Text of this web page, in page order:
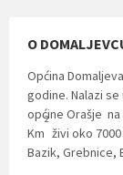
O
Općina
godine. Nalazi
općine Orašje na
Km
2
živi oko
Bazik, Grebnice,